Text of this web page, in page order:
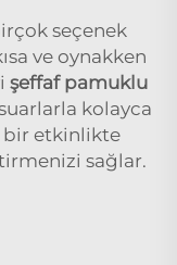
seçenek
ve oynakken
şeffaf pamuklu
kolayca
bir etkinlikte
sağlar.